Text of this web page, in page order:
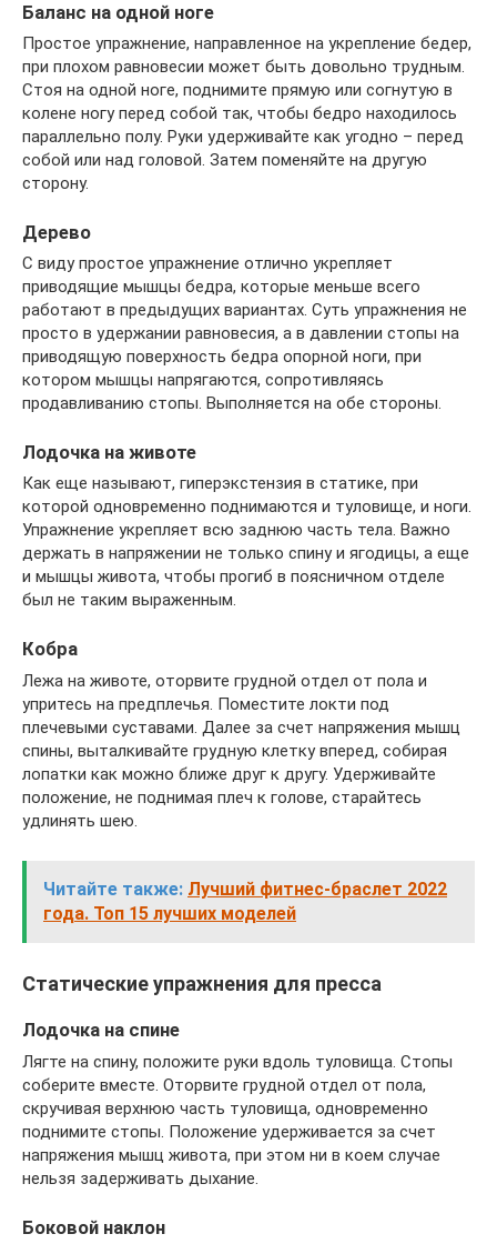
Баланс на одной ноге
Простое упражнение, направленное на укрепление бедер,
при плохом равновесии может быть довольно трудным.
Стоя на одной ноге, поднимите прямую или согнутую в
колене ногу перед собой так, чтобы бедро находилось
параллельно полу. Руки удерживайте как угодно – перед
собой или над головой. Затем поменяйте на другую
сторону.
Дерево
С виду простое упражнение отлично укрепляет
приводящие мышцы бедра, которые меньше всего
работают в предыдущих вариантах. Суть упражнения не
просто в удержании равновесия, а в давлении стопы на
приводящую поверхность бедра опорной ноги, при
котором мышцы напрягаются, сопротивляясь
продавливанию стопы. Выполняется на обе стороны.
Лодочка на животе
Как еще называют, гиперэкстензия в статике, при
которой одновременно поднимаются и туловище, и ноги.
Упражнение укрепляет всю заднюю часть тела. Важно
держать в напряжении не только спину и ягодицы, а еще
и мышцы живота, чтобы прогиб в поясничном отделе
был не таким выраженным.
Кобра
Лежа на животе, оторвите грудной отдел от пола и
упритесь на предплечья. Поместите локти под
плечевыми суставами. Далее за счет напряжения мышц
спины, выталкивайте грудную клетку вперед, собирая
лопатки как можно ближе друг к другу. Удерживайте
положение, не поднимая плеч к голове, старайтесь
удлинять шею.
Читайте также: Лучший фитнес-браслет 2022
года. Топ 15 лучших моделей
Статические упражнения для пресса
Лодочка на спине
Лягте на спину, положите руки вдоль туловища. Стопы
соберите вместе. Оторвите грудной отдел от пола,
скручивая верхнюю часть туловища, одновременно
поднимите стопы. Положение удерживается за счет
напряжения мышц живота, при этом ни в коем случае
нельзя задерживать дыхание.
Боковой наклон